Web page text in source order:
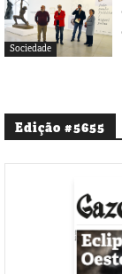
Sociedade
Edição #5655